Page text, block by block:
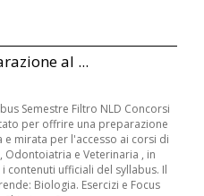
al ...
Semestre Filtro NLD Concorsi
per offrire una preparazione
e mirata per l'accesso ai corsi di
Odontoiatria e Veterinaria , in
i contenuti ufficiali del syllabus. Il
Biologia. Esercizi e Focus